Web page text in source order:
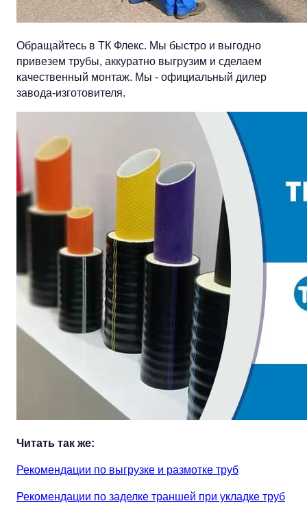
Обращайтесь в ТК Флекс. Мы быстро и выгодно
привезем трубы, аккуратно выгрузим и сделаем
качественный монтаж. Мы - официальный дилер
завода-изготовителя.
Читать так же:
Рекомендации по выгрузке и размотке труб
Рекомендации по заделке траншей при укладке труб